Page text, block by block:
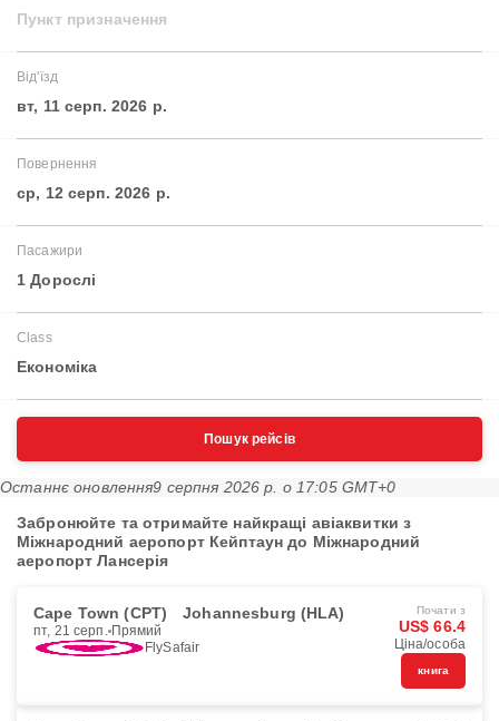
Пункт призначення
Від'їзд
вт, 11 серп. 2026 р.
Повернення
ср, 12 серп. 2026 р.
Пасажири
1 Дорослі
Class
Економіка
Пошук рейсів
Останнє оновлення9 серпня 2026 р. о 17:05 GMT+0
Забронюйте та отримайте найкращі авіаквитки з
Міжнародний аеропорт Кейптаун до Міжнародний
аеропорт Лансерія
Cape Town (CPT) Johannesburg (HLA)
пт, 21 серп. Прямий
FlySafair
Почати з
US$ 66.4
Ціна/особа
книга